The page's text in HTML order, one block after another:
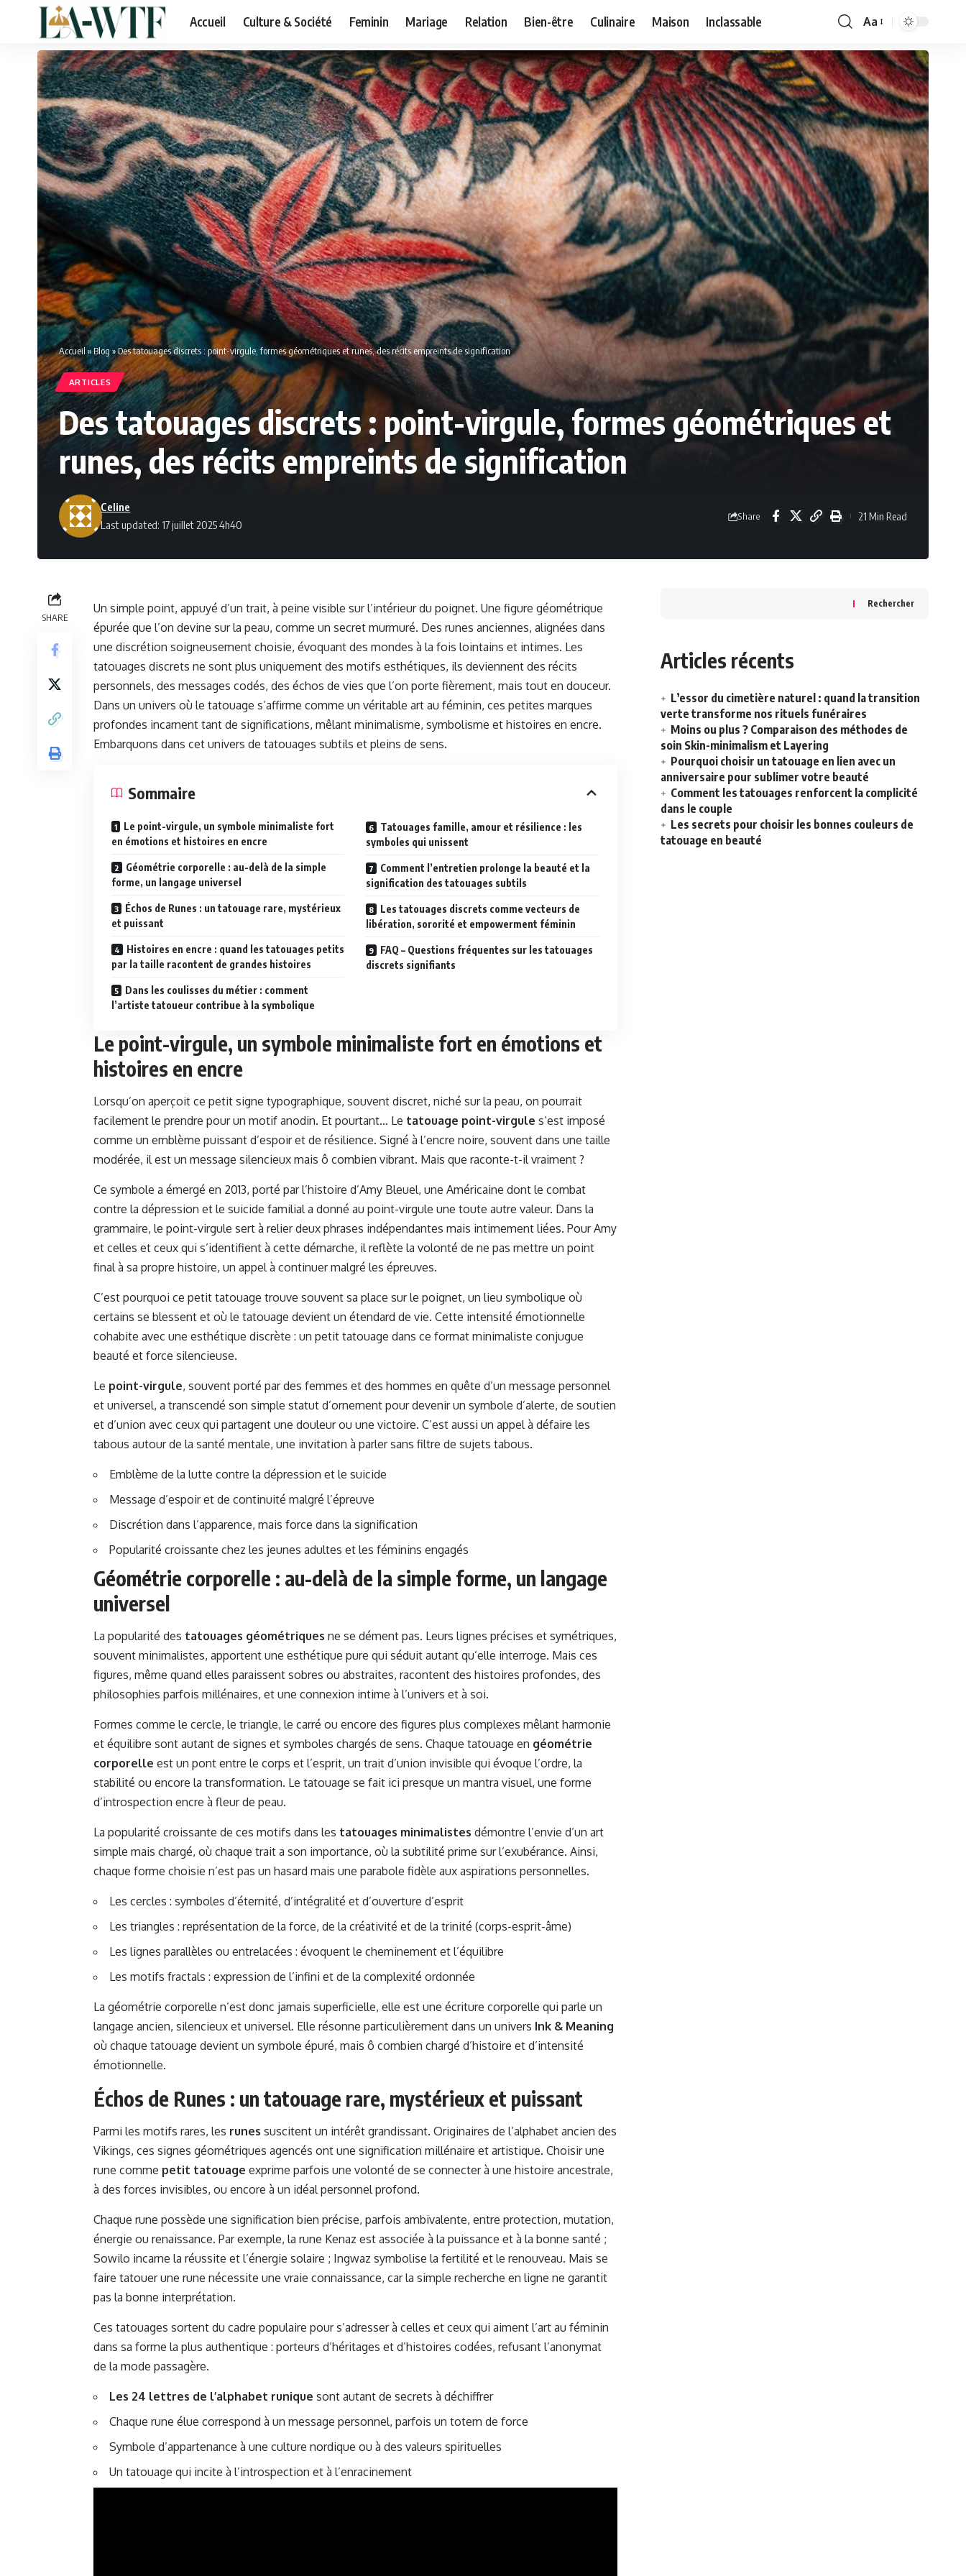
Accueil Culture & Société Feminin Mariage Relation Bien-être Culinaire Maison Inclassable
Font
Resizer
Aa
Accueil »Blog »Des tatouages discrets : point-virgule, formes géométriques et runes, des récits empreints de signification
ARTICLES
Des tatouages discrets : point-virgule, formes géométriques et
runes, des récits empreints de signification
Last updated: 17 juillet 2025 4h40
Celine
Share 21 Min Read
SHARE
Un simple point, appuyé d’un trait, à peine visible sur l’intérieur du poignet. Une figure géométrique
épurée que l’on devine sur la peau, comme un secret murmuré. Des runes anciennes, alignées dans
une discrétion soigneusement choisie, évoquant des mondes à la fois lointains et intimes. Les
tatouages discrets ne sont plus uniquement des motifs esthétiques, ils deviennent des récits
personnels, des messages codés, des échos de vies que l’on porte fièrement, mais tout en douceur.
Dans un univers où le tatouage s’affirme comme un véritable art au féminin, ces petites marques
profondes incarnent tant de significations, mêlant minimalisme, symbolisme et histoires en encre.
Embarquons dans cet univers de tatouages subtils et pleins de sens.
Sommaire
Le point-virgule, un symbole minimaliste fort
en émotions et histoires en encre
Géométrie corporelle : au-delà de la simple
forme, un langage universel
Échos de Runes : un tatouage rare, mystérieux
et puissant
Histoires en encre : quand les tatouages petits
par la taille racontent de grandes histoires
Dans les coulisses du métier : comment
l’artiste tatoueur contribue à la symbolique
Tatouages famille, amour et résilience : les
symboles qui unissent
Comment l’entretien prolonge la beauté et la
signification des tatouages subtils
Les tatouages discrets comme vecteurs de
libération, sororité et empowerment féminin
FAQ – Questions fréquentes sur les tatouages
discrets signifiants
Le point-virgule, un symbole minimaliste fort en émotions et
histoires en encre
Lorsqu’on aperçoit ce petit signe typographique, souvent discret, niché sur la peau, on pourrait
facilement le prendre pour un motif anodin. Et pourtant… Le tatouage point-virgule s’est imposé
comme un emblème puissant d’espoir et de résilience. Signé à l’encre noire, souvent dans une taille
modérée, il est un message silencieux mais ô combien vibrant. Mais que raconte-t-il vraiment ?
Ce symbole a émergé en 2013, porté par l’histoire d’Amy Bleuel, une Américaine dont le combat
contre la dépression et le suicide familial a donné au point-virgule une toute autre valeur. Dans la
grammaire, le point-virgule sert à relier deux phrases indépendantes mais intimement liées. Pour Amy
et celles et ceux qui s’identifient à cette démarche, il reflète la volonté de ne pas mettre un point
final à sa propre histoire, un appel à continuer malgré les épreuves.
C’est pourquoi ce petit tatouage trouve souvent sa place sur le poignet, un lieu symbolique où
certains se blessent et où le tatouage devient un étendard de vie. Cette intensité émotionnelle
cohabite avec une esthétique discrète : un petit tatouage dans ce format minimaliste conjugue
beauté et force silencieuse.
Le point-virgule, souvent porté par des femmes et des hommes en quête d’un message personnel
et universel, a transcendé son simple statut d’ornement pour devenir un symbole d’alerte, de soutien
et d’union avec ceux qui partagent une douleur ou une victoire. C’est aussi un appel à défaire les
tabous autour de la santé mentale, une invitation à parler sans filtre de sujets tabous.
Emblème de la lutte contre la dépression et le suicide
Message d’espoir et de continuité malgré l’épreuve
Discrétion dans l’apparence, mais force dans la signification
Popularité croissante chez les jeunes adultes et les féminins engagés
Géométrie corporelle : au-delà de la simple forme, un langage
universel
La popularité des tatouages géométriques ne se dément pas. Leurs lignes précises et symétriques,
souvent minimalistes, apportent une esthétique pure qui séduit autant qu’elle interroge. Mais ces
figures, même quand elles paraissent sobres ou abstraites, racontent des histoires profondes, des
philosophies parfois millénaires, et une connexion intime à l’univers et à soi.
Formes comme le cercle, le triangle, le carré ou encore des figures plus complexes mêlant harmonie
et équilibre sont autant de signes et symboles chargés de sens. Chaque tatouage en géométrie
corporelle est un pont entre le corps et l’esprit, un trait d’union invisible qui évoque l’ordre, la
stabilité ou encore la transformation. Le tatouage se fait ici presque un mantra visuel, une forme
d’introspection encre à fleur de peau.
La popularité croissante de ces motifs dans les tatouages minimalistes démontre l’envie d’un art
simple mais chargé, où chaque trait a son importance, où la subtilité prime sur l’exubérance. Ainsi,
chaque forme choisie n’est pas un hasard mais une parabole fidèle aux aspirations personnelles.
Les cercles : symboles d’éternité, d’intégralité et d’ouverture d’esprit
Les triangles : représentation de la force, de la créativité et de la trinité (corps-esprit-âme)
Les lignes parallèles ou entrelacées : évoquent le cheminement et l’équilibre
Les motifs fractals : expression de l’infini et de la complexité ordonnée
La géométrie corporelle n’est donc jamais superficielle, elle est une écriture corporelle qui parle un
langage ancien, silencieux et universel. Elle résonne particulièrement dans un univers Ink & Meaning
où chaque tatouage devient un symbole épuré, mais ô combien chargé d’histoire et d’intensité
émotionnelle.
Échos de Runes : un tatouage rare, mystérieux et puissant
Parmi les motifs rares, les runes suscitent un intérêt grandissant. Originaires de l’alphabet ancien des
Vikings, ces signes géométriques agencés ont une signification millénaire et artistique. Choisir une
rune comme petit tatouage exprime parfois une volonté de se connecter à une histoire ancestrale,
à des forces invisibles, ou encore à un idéal personnel profond.
Chaque rune possède une signification bien précise, parfois ambivalente, entre protection, mutation,
énergie ou renaissance. Par exemple, la rune Kenaz est associée à la puissance et à la bonne santé ;
Sowilo incarne la réussite et l’énergie solaire ; Ingwaz symbolise la fertilité et le renouveau. Mais se
faire tatouer une rune nécessite une vraie connaissance, car la simple recherche en ligne ne garantit
pas la bonne interprétation.
Ces tatouages sortent du cadre populaire pour s’adresser à celles et ceux qui aiment l’art au féminin
dans sa forme la plus authentique : porteurs d’héritages et d’histoires codées, refusant l’anonymat
de la mode passagère.
Les 24 lettres de l’alphabet runique sont autant de secrets à déchiffrer
Chaque rune élue correspond à un message personnel, parfois un totem de force
Symbole d’appartenance à une culture nordique ou à des valeurs spirituelles
Un tatouage qui incite à l’introspection et à l’enracinement
Rechercher
Articles récents
L’essor du cimetière naturel : quand la transition
verte transforme nos rituels funéraires
Moins ou plus ? Comparaison des méthodes de
soin Skin-minimalism et Layering
Pourquoi choisir un tatouage en lien avec un
anniversaire pour sublimer votre beauté
Comment les tatouages renforcent la complicité
dans le couple
Les secrets pour choisir les bonnes couleurs de
tatouage en beauté